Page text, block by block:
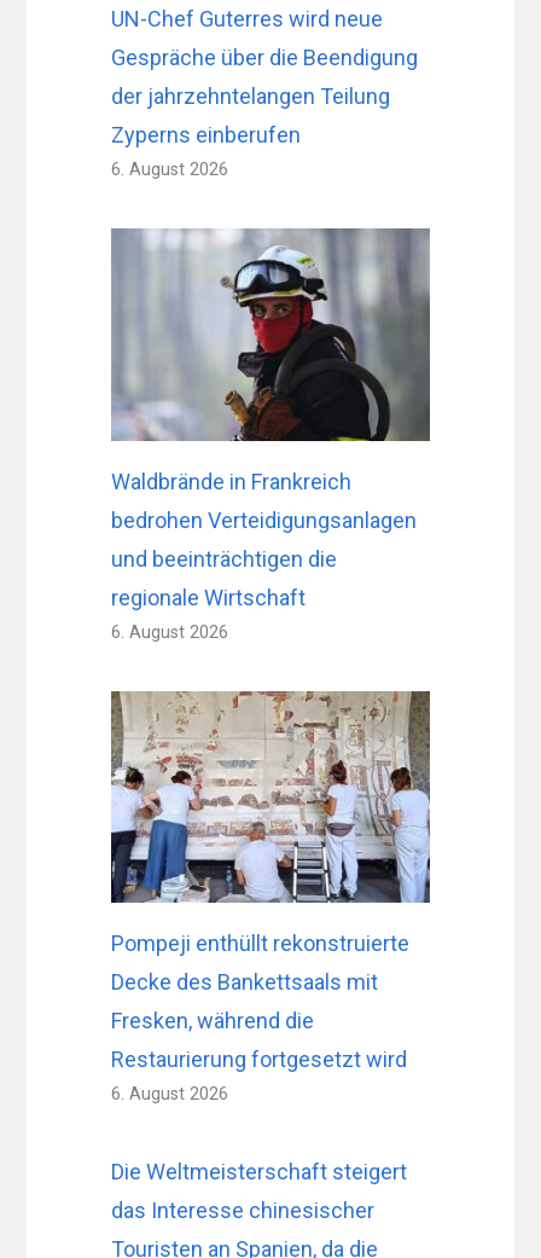
UN-Chef Guterres wird neue
Gespräche über die Beendigung
der jahrzehntelangen Teilung
Zyperns einberufen
6. August 2026
Waldbrände in Frankreich
bedrohen Verteidigungsanlagen
und beeinträchtigen die
regionale Wirtschaft
6. August 2026
Pompeji enthüllt rekonstruierte
Decke des Bankettsaals mit
Fresken, während die
Restaurierung fortgesetzt wird
6. August 2026
Die Weltmeisterschaft steigert
das Interesse chinesischer
Touristen an Spanien, da die